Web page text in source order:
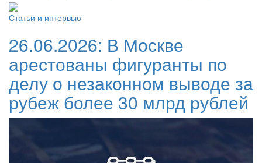
Статьи и интервью
26.06.2026: В Москве
арестованы фигуранты по
делу о незаконном выводе за
рубеж более 30 млрд рублей